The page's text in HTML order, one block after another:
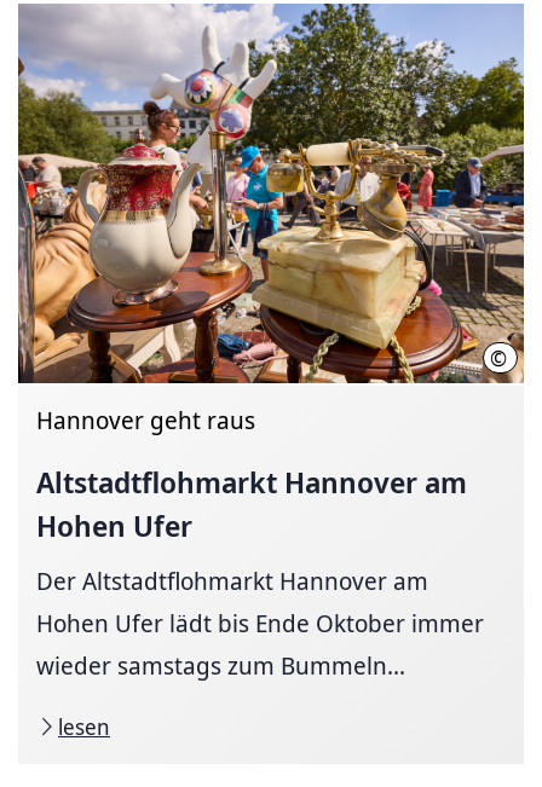
©
Hannover geht raus
Altstadtflohmarkt Hannover am
Hohen Ufer
Der Altstadtflohmarkt Hannover am
Hohen Ufer lädt bis Ende Oktober immer
wieder samstags zum Bummeln...
lesen